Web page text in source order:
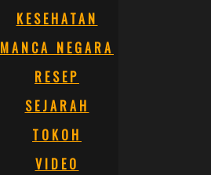
KESEHATAN
MANCA NEGARA
RESEP
SEJARAH
TOKOH
VIDEO